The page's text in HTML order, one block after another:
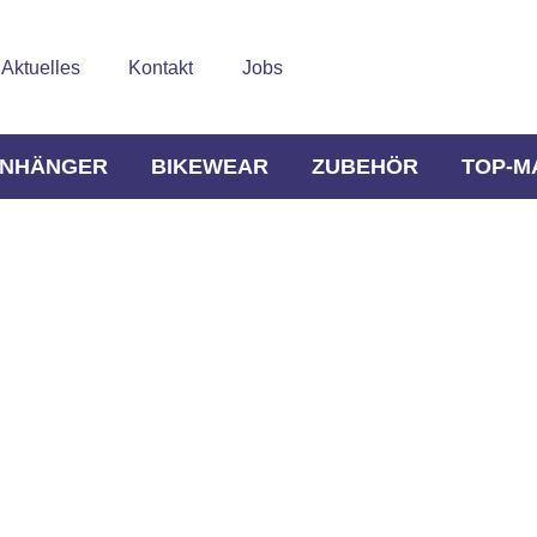
Aktuelles Kontakt Jobs
BIKEWEAR ZUBEHÖR TOP-